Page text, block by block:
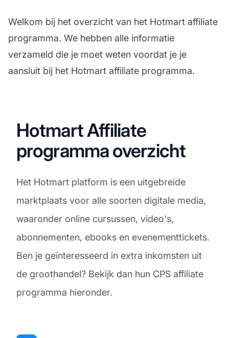
Welkom bij het overzicht van het Hotmart affiliate
programma. We hebben alle informatie
verzameld die je moet weten voordat je je
aansluit bij het Hotmart affiliate programma.
Hotmart Affiliate
programma overzicht
Het Hotmart platform is een uitgebreide
marktplaats voor alle soorten digitale media,
waaronder online cursussen, video's,
abonnementen, ebooks en evenementtickets.
Ben je geïnteresseerd in extra inkomsten uit
de groothandel? Bekijk dan hun CPS affiliate
programma hieronder.